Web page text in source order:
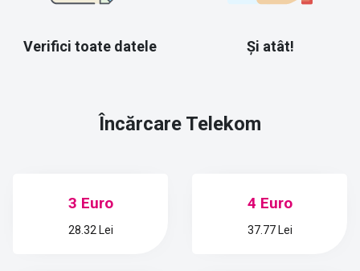
Verifici toate datele Și atât!
Încărcare Telekom
3 Euro
28.32 Lei
4 Euro
37.77 Lei